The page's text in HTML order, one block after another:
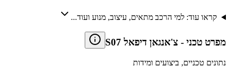
קראו עוד: למי הרכב מתאים, עיצוב, מנוע ועוד...
מפרט טכני - צ'אנגאן דיפאל S07
נתונים טכניים, ביצועים ומידות